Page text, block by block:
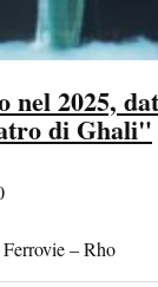
nel 2025,
di Ghali"
–Rho